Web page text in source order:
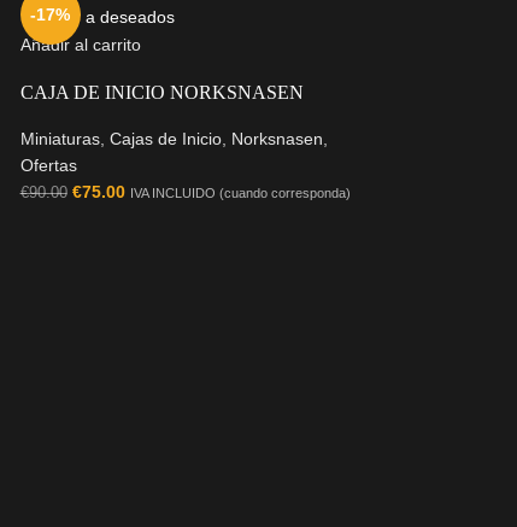
-17%
Añadir a deseados
Añadir al carrito
CAJA DE INICIO NORKSNASEN
Miniaturas, Cajas de Inicio, Norksnasen
Ofertas
€90.00 €75.00 IVA INCLUIDO (cuando corresponda)